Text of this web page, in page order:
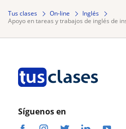
Tus clases On-line
Inglés
apoyo en tareas y trabajos de inglés de
Síguenos en